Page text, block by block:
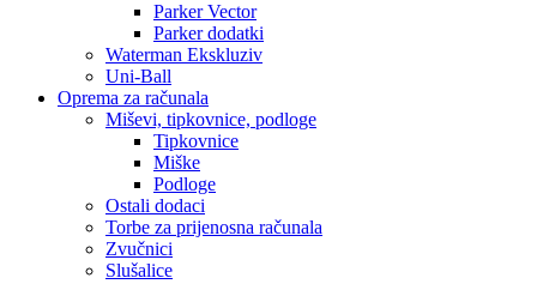
Parker Vector
Parker dodatki
Waterman Ekskluziv
Uni-Ball
Oprema za računala
Miševi, tipkovnice, podloge
Tipkovnice
Miške
Podloge
Ostali dodaci
Torbe za prijenosna računala
Zvučnici
Slušalice